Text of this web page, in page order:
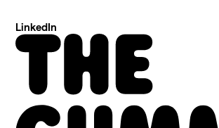
LinkedIn